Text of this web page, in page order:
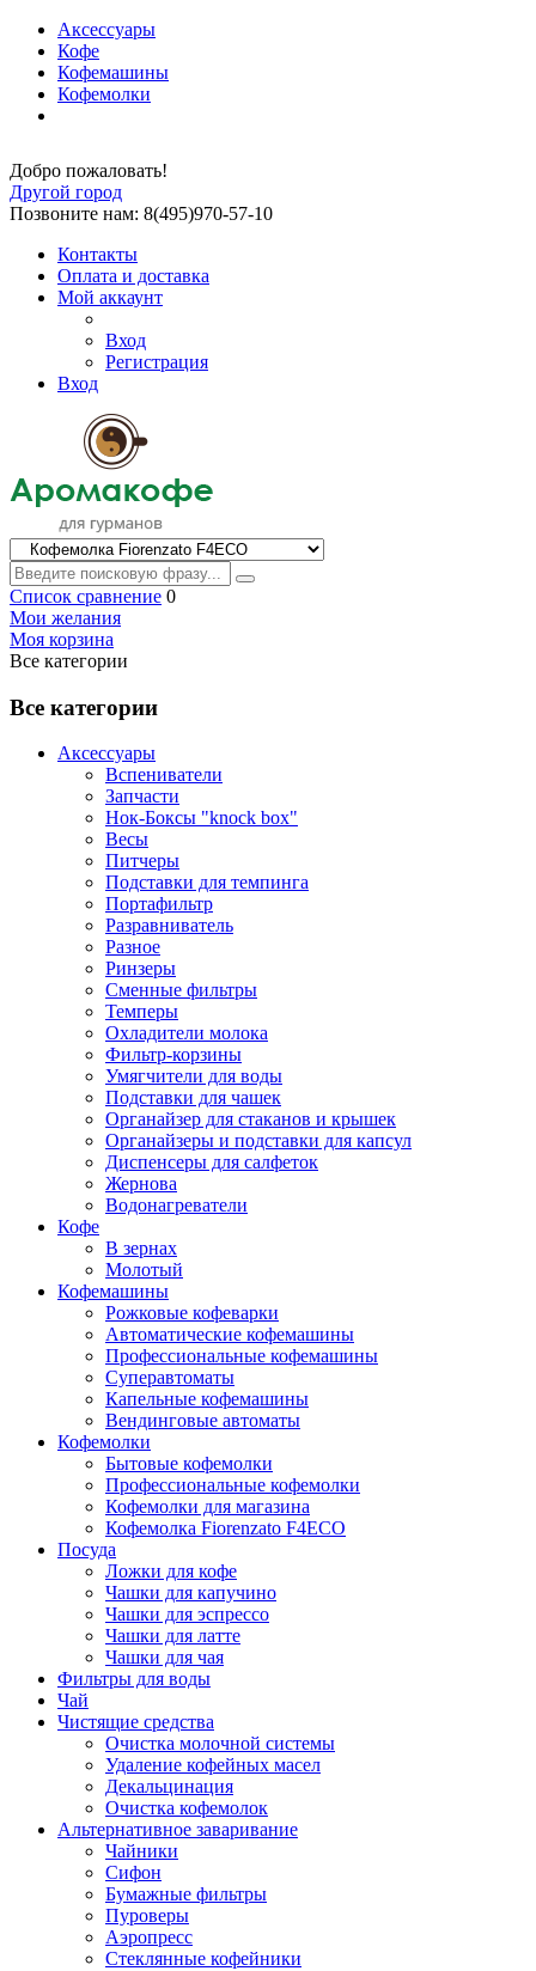
Аксессуары
Кофе
Кофемашины
Кофемолки
Добро пожаловать!
Другой город
Позвоните нам: 8(495)970-57-10
Контакты
Оплата и доставка
Мой аккаунт
Вход
Регистрация
Вход
Список сравнение 0
Мои желания
Моя корзина
Все категории
Все категории
Аксессуары
Вспениватели
Запчасти
Нок-Боксы "knock box"
Весы
Питчеры
Подставки для темпинга
Портафильтр
Разравниватель
Разное
Ринзеры
Сменные фильтры
Темперы
Охладители молока
Фильтр-корзины
Умягчители для воды
Подставки для чашек
Органайзер для стаканов и крышек
Органайзеры и подставки для капсул
Диспенсеры для салфеток
Жернова
Водонагреватели
Кофе
В зернах
Молотый
Кофемашины
Рожковые кофеварки
Автоматические кофемашины
Профессиональные кофемашины
Суперавтоматы
Капельные кофемашины
Вендинговые автоматы
Кофемолки
Бытовые кофемолки
Профессиональные кофемолки
Кофемолки для магазина
Кофемолка Fiorenzato F4ECO
Посуда
Ложки для кофе
Чашки для капучино
Чашки для эспрессо
Чашки для латте
Чашки для чая
Фильтры для воды
Чай
Чистящие средства
Очистка молочной системы
Удаление кофейных масел
Декальцинация
Очистка кофемолок
Альтернативное заваривание
Чайники
Сифон
Бумажные фильтры
Пуроверы
Аэропресс
Стеклянные кофейники